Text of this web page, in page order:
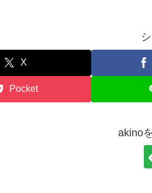
X
Pocket
akino